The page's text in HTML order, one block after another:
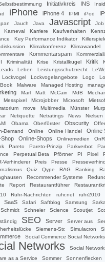
Initiativkreis INS
iPhone iPhone 4 IPMI iPod
Jauch Java Javascript
Job
Karneval Karriere Kaufverhalten
Key Performance Indikator
Klimakonferenz
Klimawandel
Kommentarspam
Kriminalität Krise Kristallkugel Kritik
Leben Leistungsschutzrecht
Lockvogel Lockvogelangebote Logo
Malware Managed Hosting
Marl Matt McCain MdB
Messpixel Microjobber Microsoft
move Multimedia Münster
Netiquette Netratings News
Nielsen
Obama Oberförster Obscurity
Demand Online Online Handel Online
Online-Shops Onlinemedien
Pareto Pareto-Prinzip Parkverbot
Perpetual Beta Pförtner PI Pixel
Verhinderer Preis Presse
Quiz Qype RAG Ranking
Recommender Systeme
Report Restaurantführer
Ruhr-Nachrichten ruhr.net
ruhr2010
SaaS Safari Saftblog Samsung
Schmidt Schneier Science Scoutjet
SEO Server Server aus
Siemens-Str. Simulacron
Social Commerce Social Networks
Networks Social
as a Service Sommer Sonnenflecken